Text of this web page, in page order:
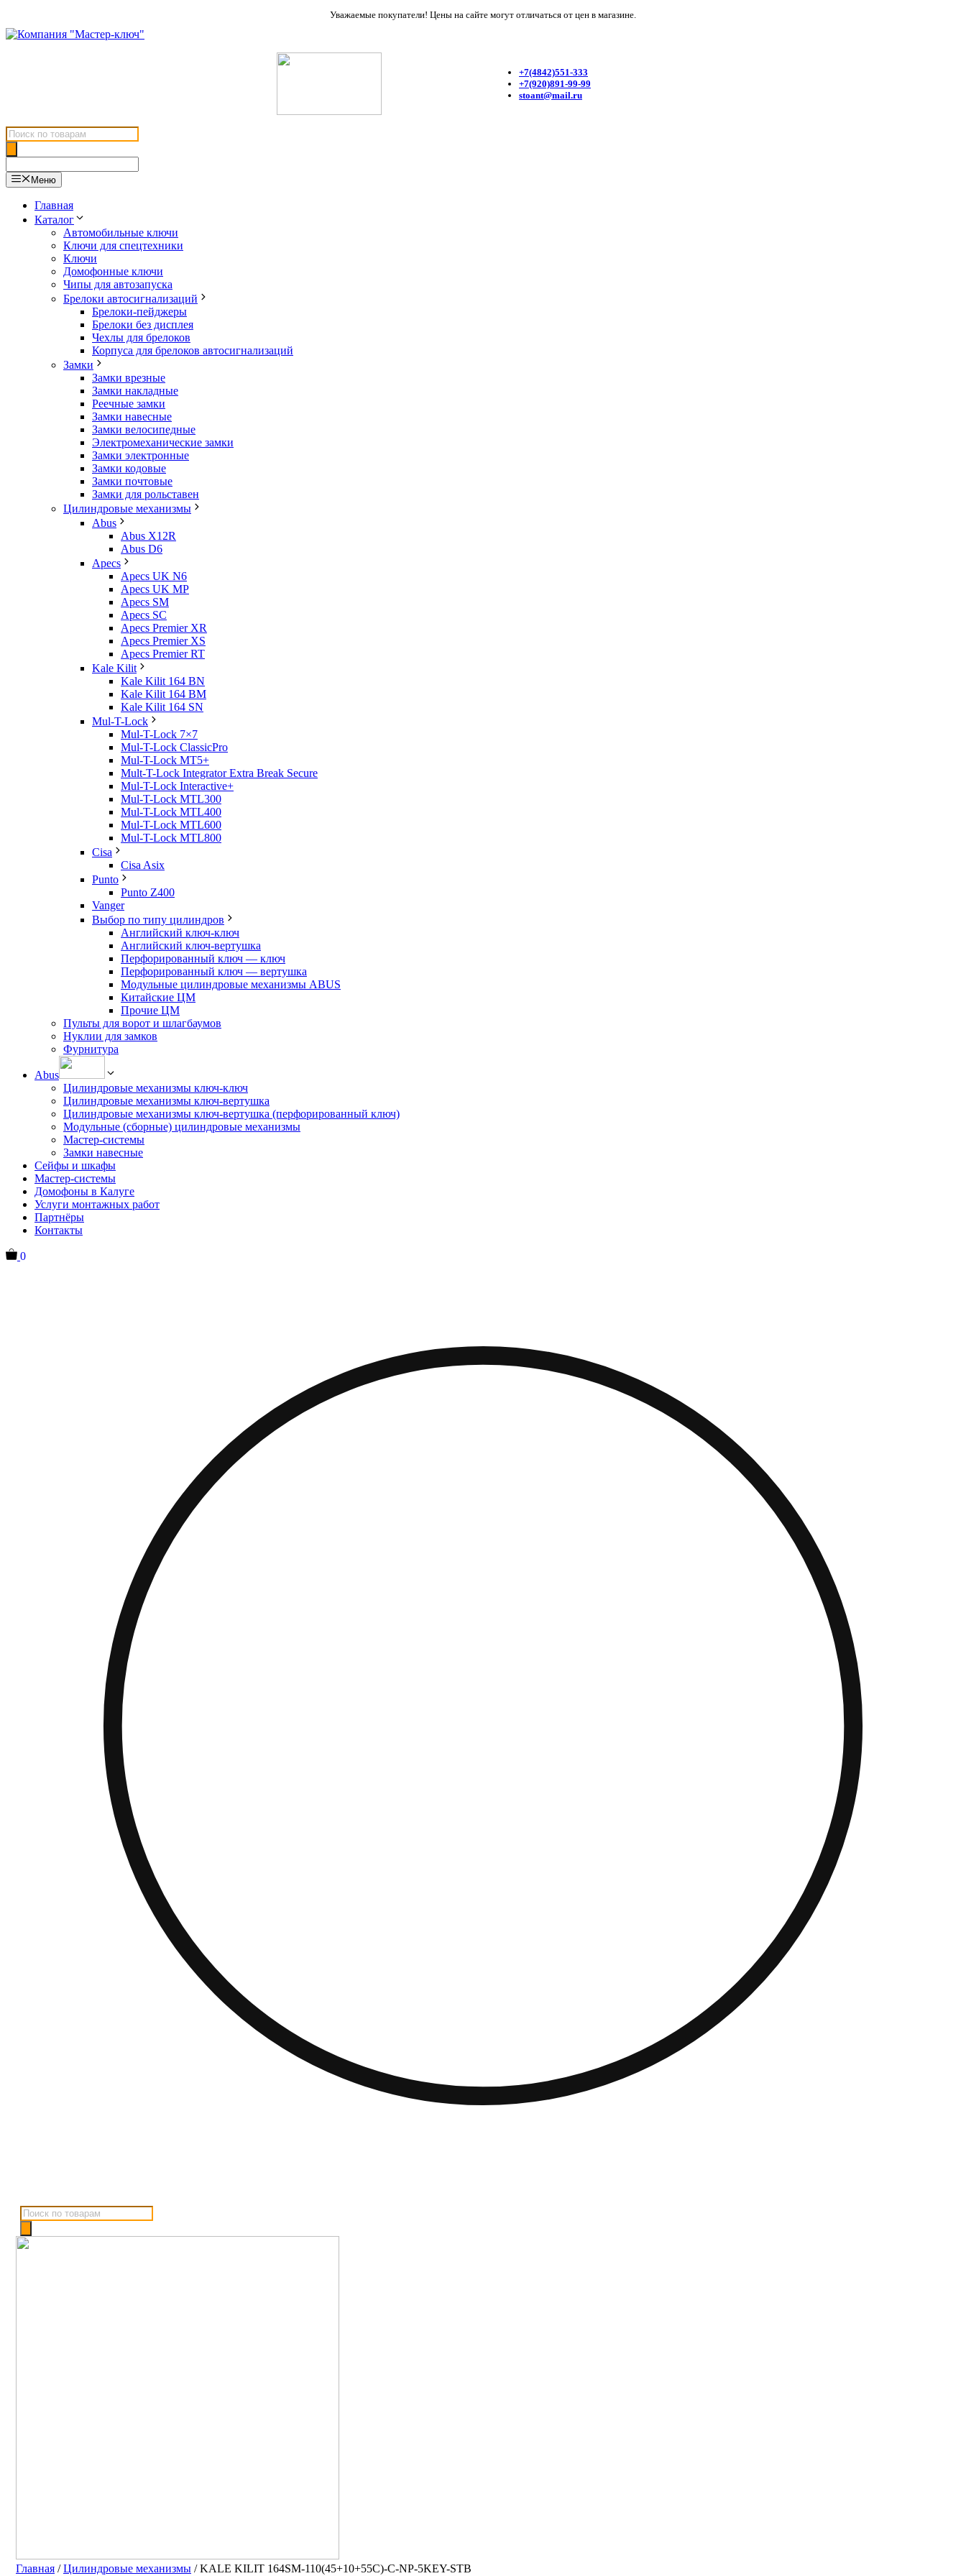
к
содержимому
Уважаемые покупатели! Цены на сайте могут отличаться от цен в магазине.
+7(4842)551-333
+7(920)891-99-99
stoant@mail.ru
Поиск
товаров
Меню
Главная
Каталог
Автомобильные ключи
Ключи для спецтехники
Ключи
Домофонные ключи
Чипы для автозапуска
Брелоки автосигнализаций
Брелоки-пейджеры
Брелоки без дисплея
Чехлы для брелоков
Корпуса для брелоков автосигнализаций
Замки
Замки врезные
Замки накладные
Реечные замки
Замки навесные
Замки велосипедные
Электромеханические замки
Замки электронные
Замки кодовые
Замки почтовые
Замки для рольставен
Цилиндровые механизмы
Abus
Abus X12R
Abus D6
Apecs
Apecs UK N6
Apecs UK MP
Apecs SM
Apecs SC
Apecs Premier XR
Apecs Premier XS
Apecs Premier RT
Kale Kilit
Kale Kilit 164 BN
Kale Kilit 164 BM
Kale Kilit 164 SN
Mul-T-Lock
Mul-T-Lock 7×7
Mul-T-Lock ClassicPro
Mul-T-Lock MT5+
Mult-T-Lock Integrator Extra Break Secure
Mul-T-Lock Interactive+
Mul-T-Lock MTL300
Mul-T-Lock MTL400
Mul-T-Lock MTL600
Mul-T-Lock MTL800
Cisa
Cisa Asix
Punto
Punto Z400
Vanger
Выбор по типу цилиндров
Английский ключ-ключ
Английский ключ-вертушка
Перфорированный ключ — ключ
Перфорированный ключ — вертушка
Модульные цилиндровые механизмы ABUS
Китайские ЦМ
Прочие ЦМ
Пульты для ворот и шлагбаумов
Нуклии для замков
Фурнитура
Abus
Цилиндровые механизмы ключ-ключ
Цилиндровые механизмы ключ-вертушка
Цилиндровые механизмы ключ-вертушка (перфорированный ключ)
Модульные (сборные) цилиндровые механизмы
Мастер-системы
Замки навесные
Сейфы и шкафы
Мастер-системы
Домофоны в Калуге
Услуги монтажных работ
Партнёры
Контакты
0
Поиск
товаров
Главная /Цилиндровые механизмы / KALE KILIT 164SM-110(45+10+55C)-C-NP-5KEY-STB